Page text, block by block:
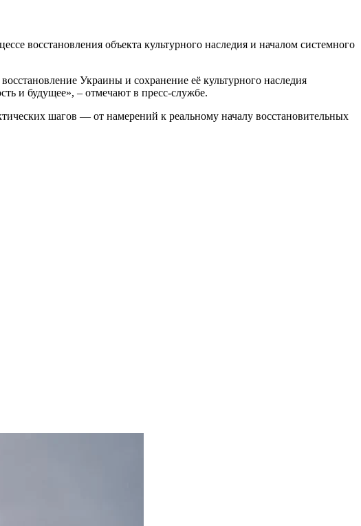
восстановления объекта культурного наследия и началом системного
Украины и сохранение её культурного наследия
и будущее», – отмечают в пресс-службе.
шагов — от намерений к реальному началу восстановительных